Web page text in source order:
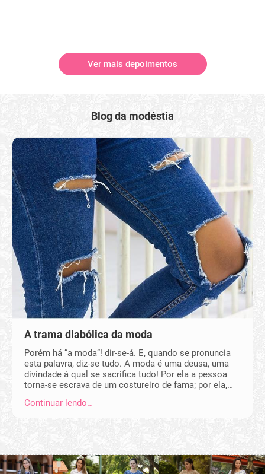
Ver mais depoimentos
Blog da modéstia
A trama diabólica da moda
Porém há “a moda”! dir-se-á. E, quando se pronuncia
esta palavra, diz-se tudo. A moda é uma deusa, uma
divindade à qual se sacrifica tudo! Por ela a pessoa
torna-se escrava de um costureiro de fama; por ela,…
Continuar lendo…